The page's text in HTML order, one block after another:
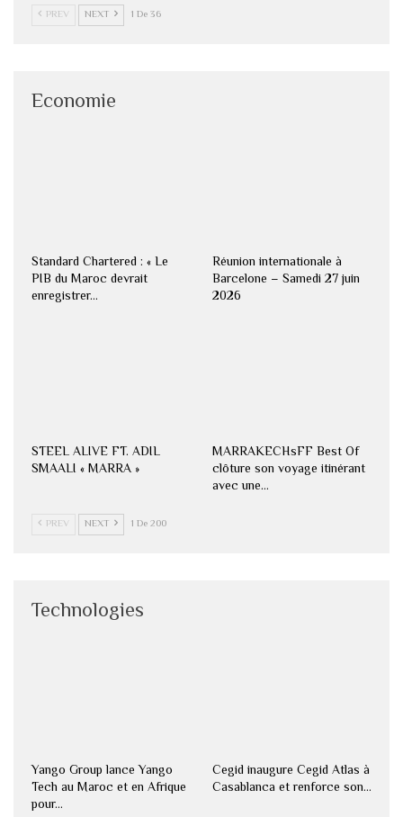
PREV NEXT 1 De 36
Economie
Standard Chartered : « Le
PIB du Maroc devrait
enregistrer…
Réunion internationale à
Barcelone – Samedi 27 juin
2026
STEEL ALIVE FT. ADIL
SMAALI « MARRA »
MARRAKECHsFF Best Of
clôture son voyage itinérant
avec une…
PREV NEXT 1 De 200
Technologies
Yango Group lance Yango
Tech au Maroc et en Afrique
pour…
Cegid inaugure Cegid Atlas à
Casablanca et renforce son…